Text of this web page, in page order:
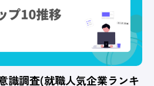
識調査(就職人気企業ランキ